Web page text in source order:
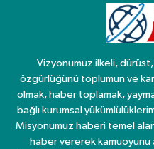
Vizyonumuz ilkeli,
özgürlüğünü toplumun ve
olmak, haber toplamak,
bağlı kurumsal
Misyonumuz haberi temel
haber vererek kamuoyunu